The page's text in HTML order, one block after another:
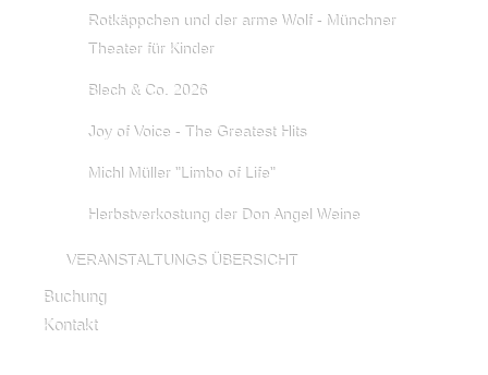
Rotkäppchen und der arme Wolf - Münchner
Theater für Kinder
Blech & Co. 2026
Joy of Voice - The Greatest Hits
Michl Müller "Limbo of Life"
Herbstverkostung der Don Angel Weine
VERANSTALTUNGS ÜBERSICHT
Buchung
Kontakt